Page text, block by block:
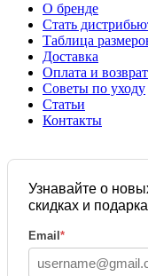
О бренде
Стать
Таблица
Доставка
Оплата и возврат
Советы по уходу
Статьи
Контакты
Узнавайте о
скидках и
Email *